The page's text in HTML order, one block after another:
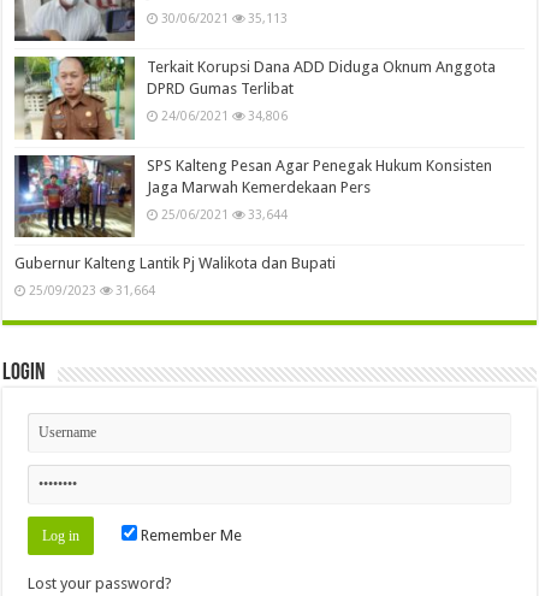
30/06/2021 35,113
Terkait Korupsi Dana ADD Diduga Oknum Anggota
DPRD Gumas Terlibat
24/06/2021 34,806
SPS Kalteng Pesan Agar Penegak Hukum Konsisten
Jaga Marwah Kemerdekaan Pers
25/06/2021 33,644
Gubernur Kalteng Lantik Pj Walikota dan Bupati
25/09/2023 31,664
Login
Remember Me
Lost your password?